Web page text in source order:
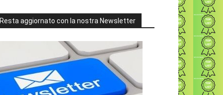
Resta aggiornato con la nostra Newsletter